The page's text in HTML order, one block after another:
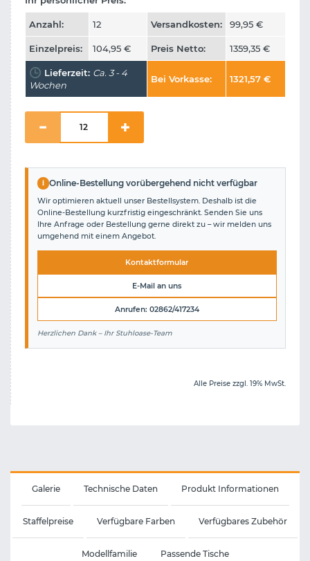
Anzahl: 12 Versandkosten: 99,95 €
Einzelpreis: 104,95 € Preis Netto: 1359,35 €
Lieferzeit: Ca. 3 - 4
Wochen
Bei Vorkasse: 1321,57 €
i Online-Bestellung vorübergehend nicht verfügbar
Wir optimieren aktuell unser Bestellsystem. Deshalb ist die
Online-Bestellung kurzfristig eingeschränkt. Senden Sie uns
Ihre Anfrage oder Bestellung gerne direkt zu – wir melden uns
umgehend mit einem Angebot.
Kontaktformular
E-Mail an uns
Anrufen: 02862/417234
Herzlichen Dank – Ihr Stuhloase-Team
Alle Preise zzgl. 19% MwSt.
Galerie Technische Daten Produkt Informationen
Staffelpreise Verfügbare Farben Verfügbares Zubehör
Modellfamilie Passende Tische